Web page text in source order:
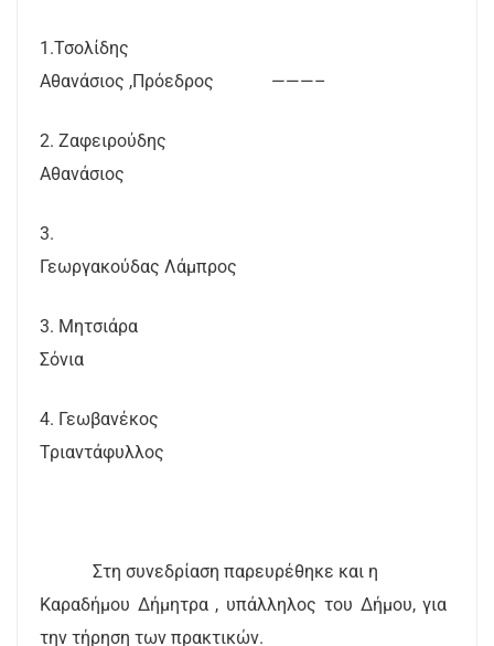
1.Τσολίδης
Αθανάσιος ,Πρόεδρος
———–
2. Ζαφειρούδης
Αθανάσιος
3.
Γεωργακούδας Λάμπρος
3. Μητσιάρα
Σόνια
4. Γεωβανέκος
Τριαντάφυλλος
Στη συνεδρίαση παρευρέθηκε και η
Καραδήμου Δήμητρα , υπάλληλος του Δήμου, για
την τήρηση των πρακτικών.